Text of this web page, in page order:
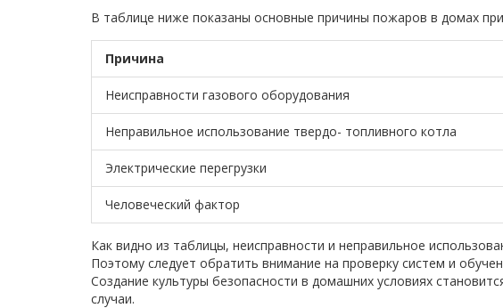
В таблице ниже показаны основные причины пожаров в домах
Причина
Неисправности газового оборудования
Неправильное использование твердо- топливного котла
Электрические перегрузки
Человеческий фактор
Как видно из таблицы, неисправности и неправильное
Поэтому следует обратить внимание на проверку систем и
Создание культуры безопасности в домашних условиях
случаи.